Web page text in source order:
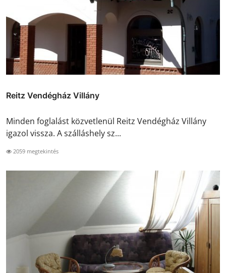
Reitz Vendégház Villány
Minden foglalást közvetlenül Reitz Vendégház Villány
igazol vissza. A szálláshely sz...
2059 megtekintés